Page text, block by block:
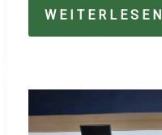
ZWEITE
MANNSCHAFT
AB
WEITERLESEN